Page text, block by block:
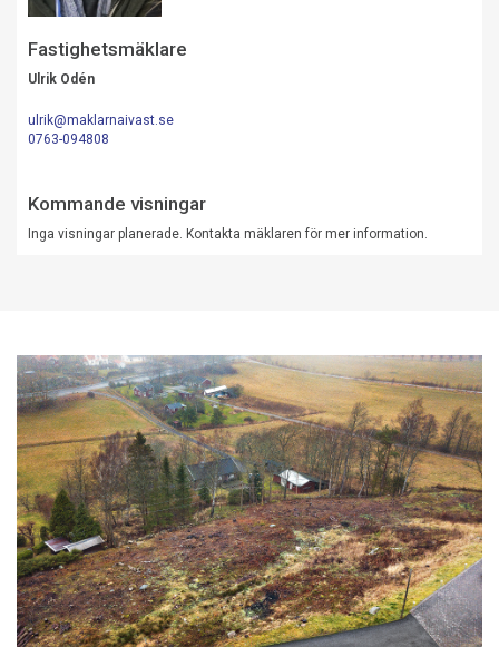
Fastighetsmäklare
Ulrik Odén
ulrik@maklarnaivast.se
0763-094808
Kommande visningar
Inga visningar planerade. Kontakta mäklaren för mer information.